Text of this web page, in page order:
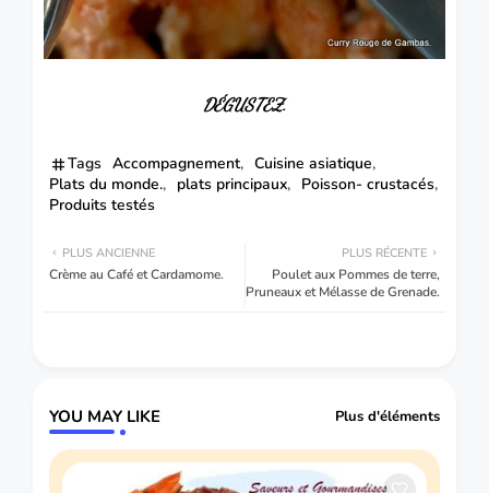
DÉGUSTEZ.
Tags Accompagnement
Cuisine asiatique
Plats du monde.
plats principaux
Poisson- crustacés
Produits testés
PLUS RÉCENTE
Poulet aux Pommes de terre,
Pruneaux et Mélasse de Grenade.
PLUS ANCIENNE
Crème au Café et Cardamome.
YOU MAY LIKE Plus d'éléments